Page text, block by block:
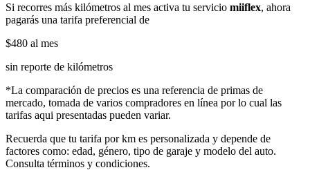
Si recorres más kilómetros al mes activa tu servicio miiflex, ahora
pagarás una tarifa preferencial de
$480 al mes
sin reporte de kilómetros
*La comparación de precios es una referencia de primas de
mercado, tomada de varios compradores en línea por lo cual las
tarifas aqui presentadas pueden variar.
Recuerda que tu tarifa por km es personalizada y depende de
factores como: edad, género, tipo de garaje y modelo del auto.
Consulta términos y condiciones.